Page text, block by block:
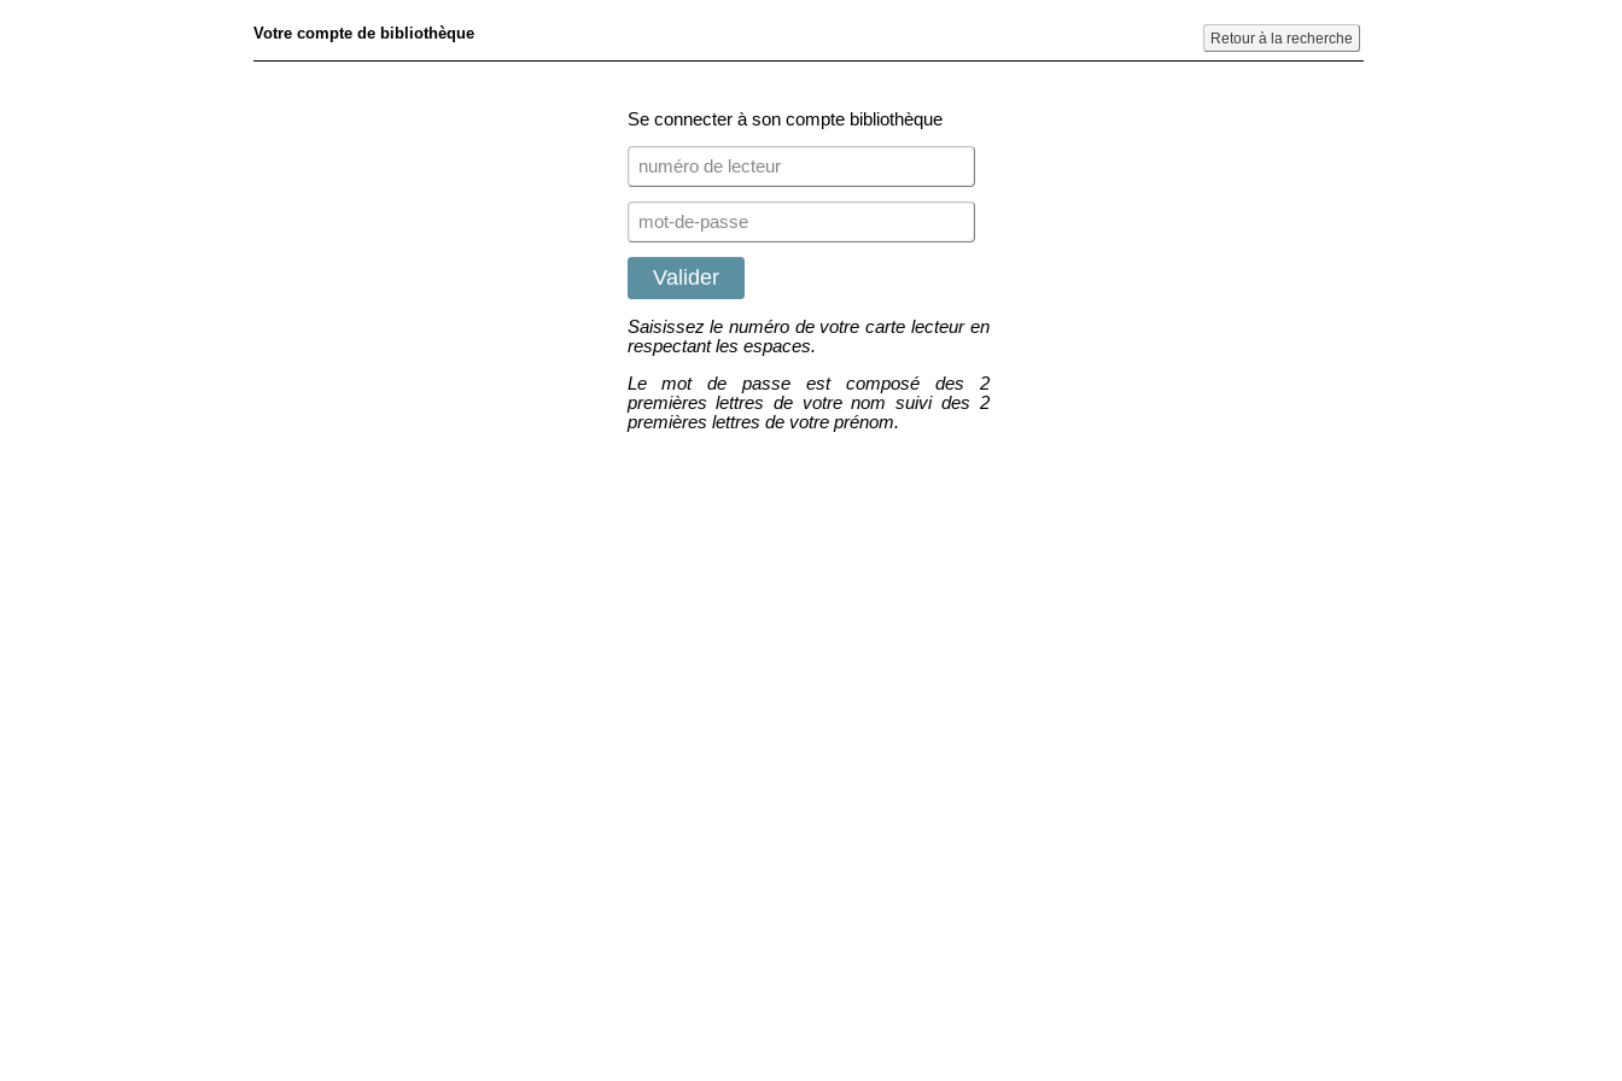
Votre compte de bibliothèque Retour à la recherche
Se connecter à son compte bibliothèque
Saisissez le numéro de votre carte lecteur en
respectant les espaces.
Le mot de passe est composé des 2
premières lettres de votre nom suivi des 2
premières lettres de votre prénom.